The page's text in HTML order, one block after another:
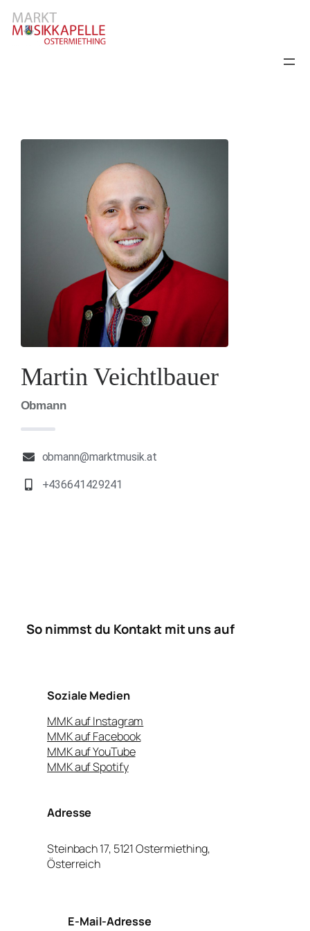
Martin Veichtlbauer
Obmann
obmann@marktmusik.at
+436641429241
So nimmst du Kontakt mit uns auf
Soziale Medien
MMK auf Instagram
MMK auf Facebook
MMK auf YouTube
MMK auf Spotify
Adresse
Steinbach 17, 5121 Ostermiething,
Österreich
E-Mail-Adresse